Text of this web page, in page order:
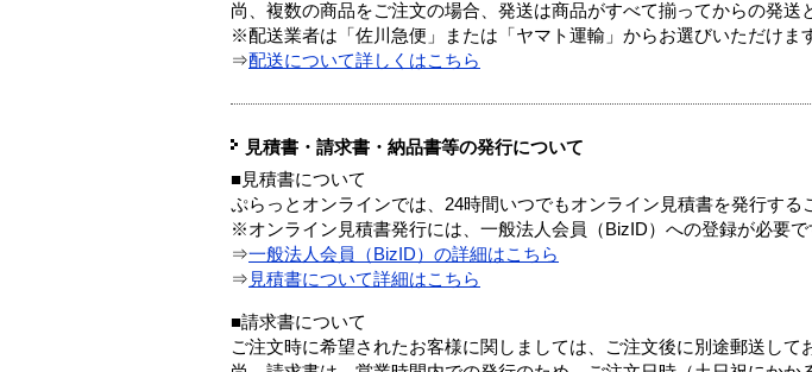
尚、複数の商品をご注文の場合、発送は商品がすべて揃ってからの発送
※配送業者は「佐川急便」または「ヤマト運輸」からお選びいただけま
⇒配送について詳しくはこちら
見積書・請求書・納品書等の発行について
■見積書について
ぷらっとオンラインでは、24時間いつでもオンライン見積書を発行する
※オンライン見積書発行には、一般法人会員（BizID）への登録が必要で
⇒一般法人会員（BizID）の詳細はこちら
⇒ 見積書について詳細はこちら
■請求書について
ご注文時に希望されたお客様に関しましては、ご注文後に別途郵送して